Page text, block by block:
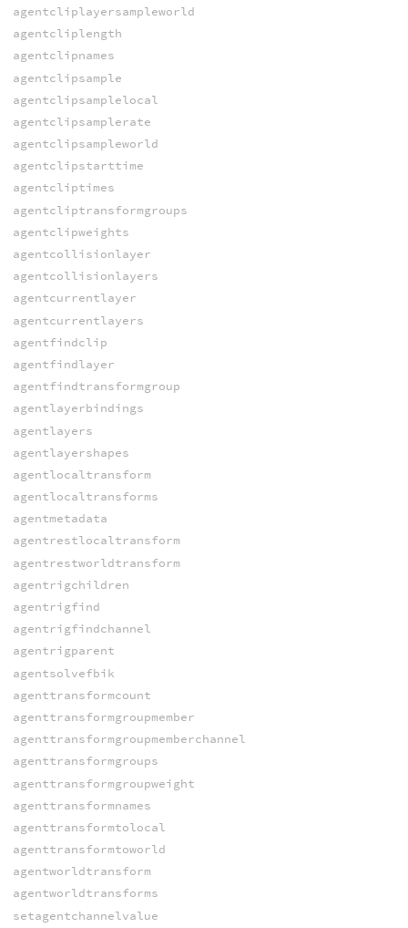
agentcliplayersampleworld
agentcliplength
agentclipnames
agentclipsample
agentclipsamplelocal
agentclipsamplerate
agentclipsampleworld
agentclipstarttime
agentcliptimes
agentcliptransformgroups
agentclipweights
agentcollisionlayer
agentcollisionlayers
agentcurrentlayer
agentcurrentlayers
agentfindclip
agentfindlayer
agentfindtransformgroup
agentlayerbindings
agentlayers
agentlayershapes
agentlocaltransform
agentlocaltransforms
agentmetadata
agentrestlocaltransform
agentrestworldtransform
agentrigchildren
agentrigfind
agentrigfindchannel
agentrigparent
agentsolvefbik
agenttransformcount
agenttransformgroupmember
agenttransformgroupmemberchannel
agenttransformgroups
agenttransformgroupweight
agenttransformnames
agenttransformtolocal
agenttransformtoworld
agentworldtransform
agentworldtransforms
setagentchannelvalue